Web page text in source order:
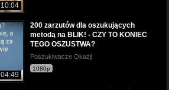
10:04
04:49
200 zarzutów dla oszukujących
metodą na BLIK! - CZY TO KONIEC
TEGO OSZUSTWA?
Poszukiwacze Okazji
1080p